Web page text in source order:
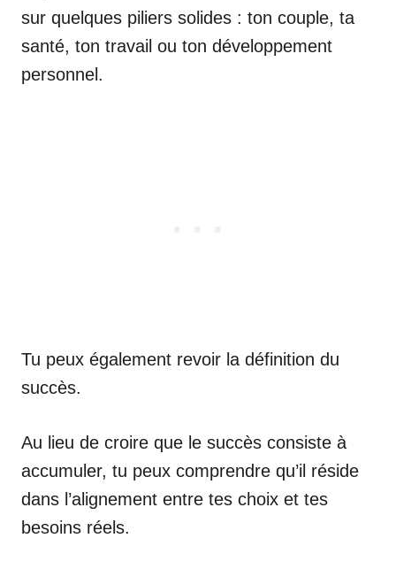
sur quelques piliers solides : ton couple, ta
santé, ton travail ou ton développement
personnel.
Tu peux également revoir la définition du
succès.
Au lieu de croire que le succès consiste à
accumuler, tu peux comprendre qu’il réside
dans l’alignement entre tes choix et tes
besoins réels.